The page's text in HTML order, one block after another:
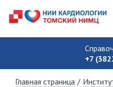
+7
Главная страница /